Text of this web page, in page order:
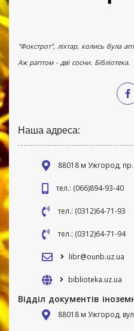
"Фокстрот", ліхтар, колись була
Аж раптом - дві сосни. Бібліотека.
Наша адреса:
88018 м Ужгород,
тел.: (066)894-93-40
тел.: (0312)64-71-93
тел.: (0312)64-71-94
libr@ounb.uz.ua
biblioteka.uz.ua
Відділ документів
88018 м Ужгород,